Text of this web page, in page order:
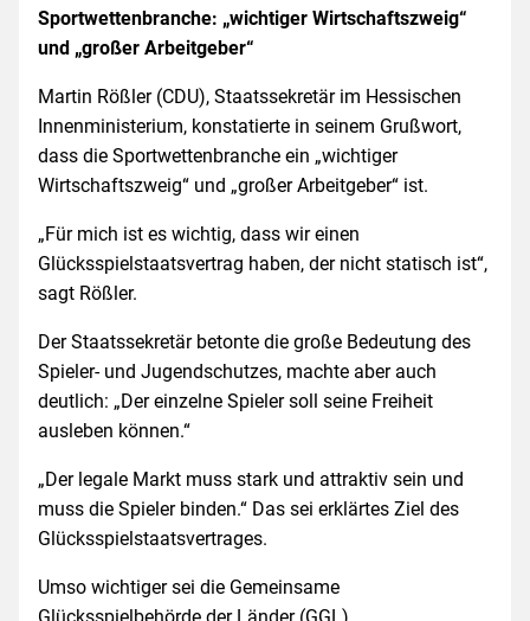
Sportwettenbranche: „wichtiger Wirtschaftszweig“
und „großer Arbeitgeber“
Martin Rößler (CDU), Staatssekretär im Hessischen
Innenministerium, konstatierte in seinem Grußwort,
dass die Sportwettenbranche ein „wichtiger
Wirtschaftszweig“ und „großer Arbeitgeber“ ist.
„Für mich ist es wichtig, dass wir einen
Glücksspielstaatsvertrag haben, der nicht statisch ist“,
sagt Rößler.
Der Staatssekretär betonte die große Bedeutung des
Spieler- und Jugendschutzes, machte aber auch
deutlich: „Der einzelne Spieler soll seine Freiheit
ausleben können.“
„Der legale Markt muss stark und attraktiv sein und
muss die Spieler binden.“ Das sei erklärtes Ziel des
Glücksspielstaatsvertrages.
Umso wichtiger sei die Gemeinsame
Glücksspielbehörde der Länder (GGL).